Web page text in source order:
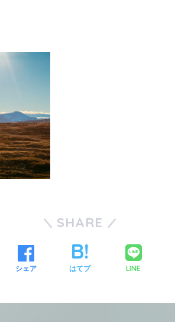
SHARE
シェア はてブ LINE